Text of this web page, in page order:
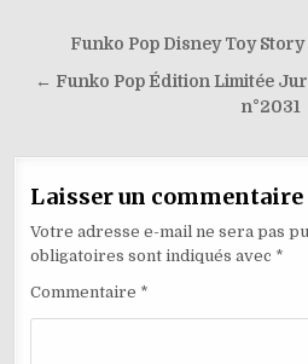
Navigation
de
Funko Pop Disney Toy Story
← Funko Pop Édition Limitée
n°2031
Laisser un commentaire
Votre adresse e-mail ne sera pas
obligatoires sont indiqués avec *
Commentaire *